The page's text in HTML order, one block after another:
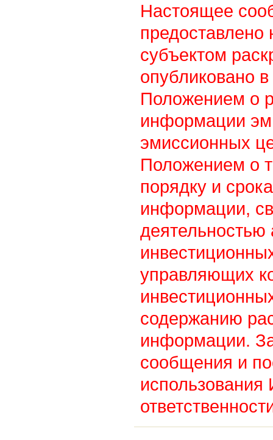
Настоящее
предоставлено
субъектом
опубликовано в
Положением о
информации
эмиссионных
Положением о
порядку и
информации,
управляющих
содержанию
информации.
сообщения и